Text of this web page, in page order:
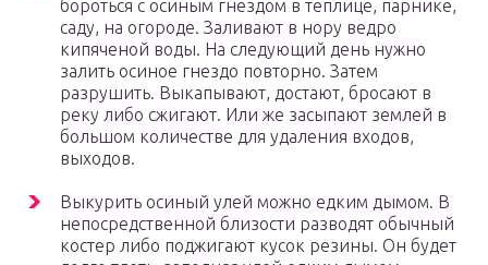
бороться с осиным гнездом в теплице, парнике,
саду, на огороде. Заливают в нору ведро
кипяченой воды. На следующий день нужно
залить осиное гнездо повторно. Затем
разрушить. Выкапывают, достают, бросают в
реку либо сжигают. Или же засыпают землей в
большом количестве для удаления входов,
выходов.
Выкурить осиный улей можно едким дымом. В
непосредственной близости разводят обычный
костер либо поджигают кусок резины. Он будет